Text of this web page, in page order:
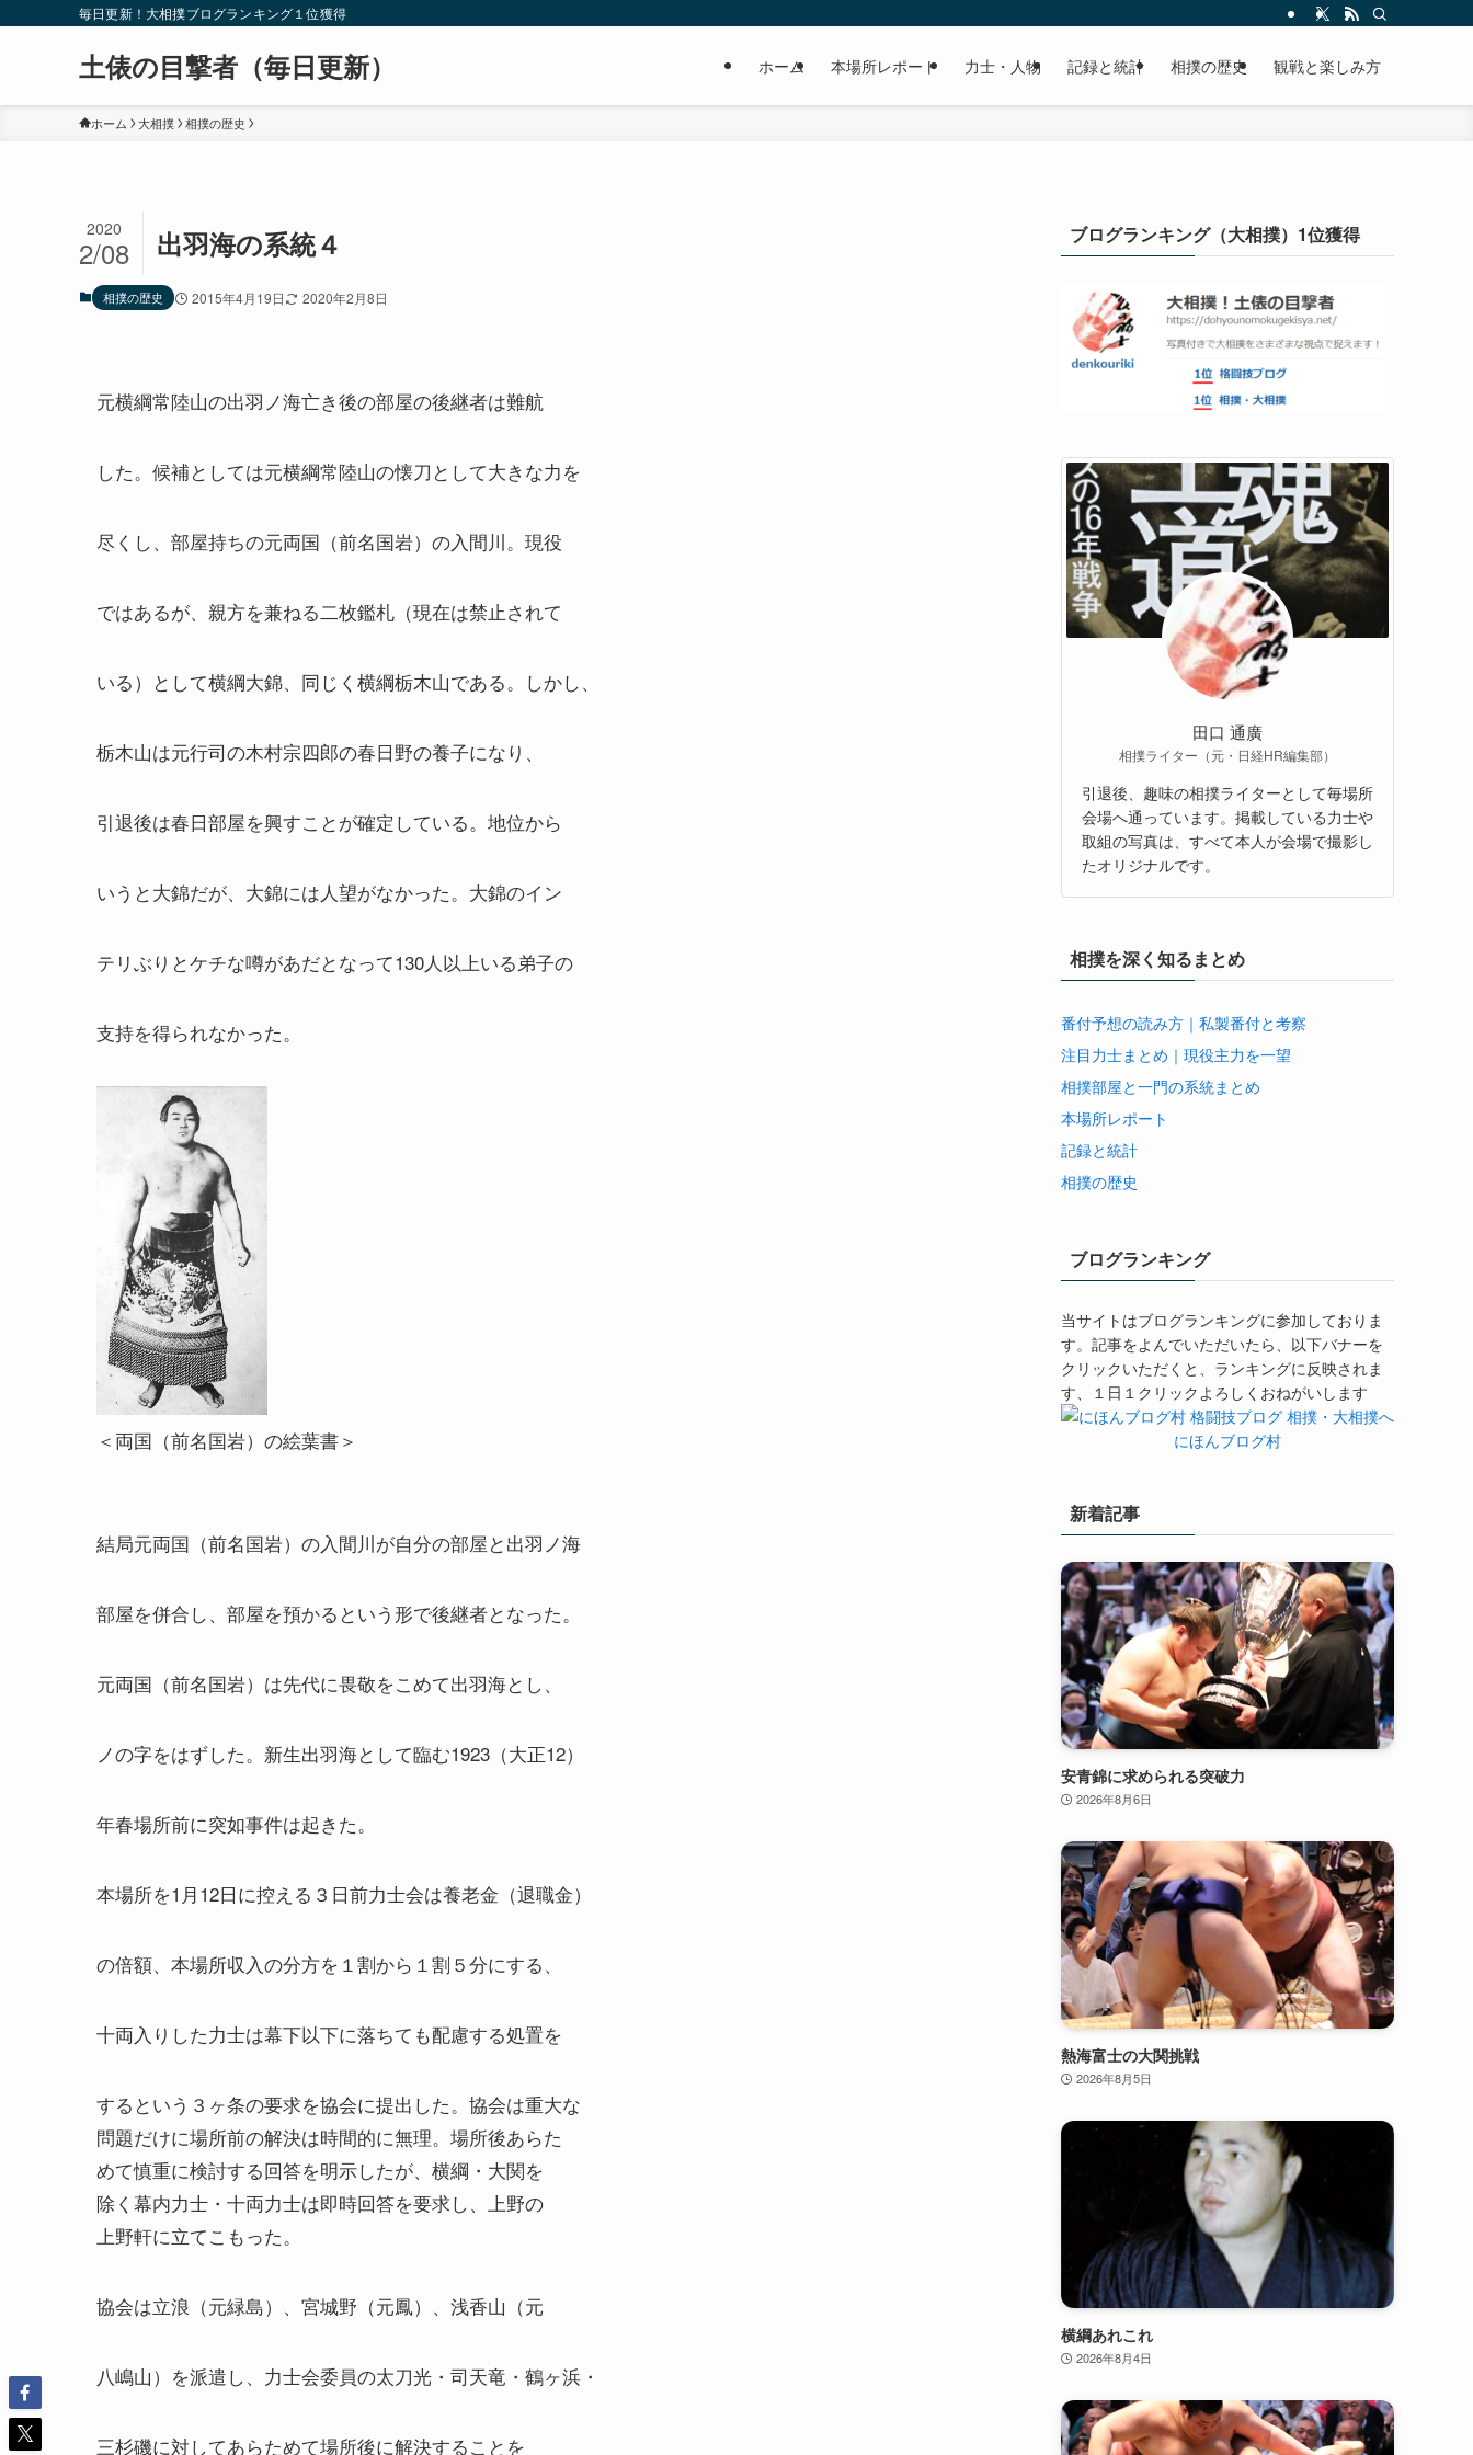
毎日更新！大相撲ブログランキング１位獲得
土俵の目撃者（毎日更新） ホーム 本場所レポート 力士・人物 記録と統計 相撲の歴史 観戦と楽しみ方
ホーム 大相撲 相撲の歴史
出羽海の系統４
2020
2/08
相撲の歴史 2015年4月19日 2020年2月8日
元横綱常陸山の出羽ノ海亡き後の部屋の後継者は難航
した。候補としては元横綱常陸山の懐刀として大きな力を
尽くし、部屋持ちの元両国（前名国岩）の入間川。現役
ではあるが、親方を兼ねる二枚鑑札（現在は禁止されて
いる）として横綱大錦、同じく横綱栃木山である。しかし、
栃木山は元行司の木村宗四郎の春日野の養子になり、
引退後は春日部屋を興すことが確定している。地位から
いうと大錦だが、大錦には人望がなかった。大錦のイン
テリぶりとケチな噂があだとなって130人以上いる弟子の
支持を得られなかった。
＜両国（前名国岩）の絵葉書＞
結局元両国（前名国岩）の入間川が自分の部屋と出羽ノ海
部屋を併合し、部屋を預かるという形で後継者となった。
元両国（前名国岩）は先代に畏敬をこめて出羽海とし、
ノの字をはずした。新生出羽海として臨む1923（大正12）
年春場所前に突如事件は起きた。
本場所を1月12日に控える３日前力士会は養老金（退職金）
の倍額、本場所収入の分方を１割から１割５分にする、
十両入りした力士は幕下以下に落ちても配慮する処置を
するという３ヶ条の要求を協会に提出した。協会は重大な
問題だけに場所前の解決は時間的に無理。場所後あらた
めて慎重に検討する回答を明示したが、横綱・大関を
除く幕内力士・十両力士は即時回答を要求し、上野の
上野軒に立てこもった。
協会は立浪（元緑島）、宮城野（元鳳）、浅香山（元
八嶋山）を派遣し、力士会委員の太刀光・司天竜・鶴ヶ浜・
三杉磯に対してあらためて場所後に解決することを
ブログランキング（大相撲）1位獲得
田口 通廣
相撲ライター（元・日経HR編集部）
引退後、趣味の相撲ライターとして毎場所
会場へ通っています。掲載している力士や
取組の写真は、すべて本人が会場で撮影し
たオリジナルです。
相撲を深く知るまとめ
番付予想の読み方｜私製番付と考察
注目力士まとめ｜現役主力を一望
相撲部屋と一門の系統まとめ
本場所レポート
記録と統計
相撲の歴史
ブログランキング
当サイトはブログランキングに参加しておりま
す。記事をよんでいただいたら、以下バナーを
クリックいただくと、ランキングに反映されま
す、１日１クリックよろしくおねがいします
にほんブログ村
新着記事
安青錦に求められる突破力
2026年8月6日
熱海富士の大関挑戦
2026年8月5日
横綱あれこれ
2026年8月4日